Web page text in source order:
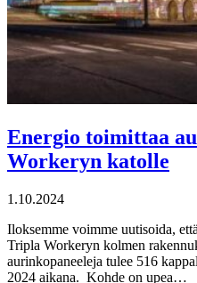
Energio toimittaa
Workeryn katolle
1.10.2024
Iloksemme voimme uutisoida,
Tripla Workeryn kolmen
aurinkopaneeleja tulee 516
2024 aikana. Kohde on upea…